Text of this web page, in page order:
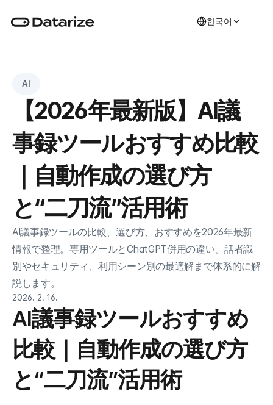
한국어
AI
【2026年最新版】AI議
事録ツールおすすめ比較
｜自動作成の選び方
と“二刀流”活用術
AI議事録ツールの比較、選び方、おすすめを2026年最新
情報で整理。専用ツールとChatGPT併用の違い、話者識
別やセキュリティ、利用シーン別の最適解まで体系的に解
説します。
2026. 2. 16.
AI議事録ツールおすすめ
比較｜自動作成の選び方
と“二刀流”活用術